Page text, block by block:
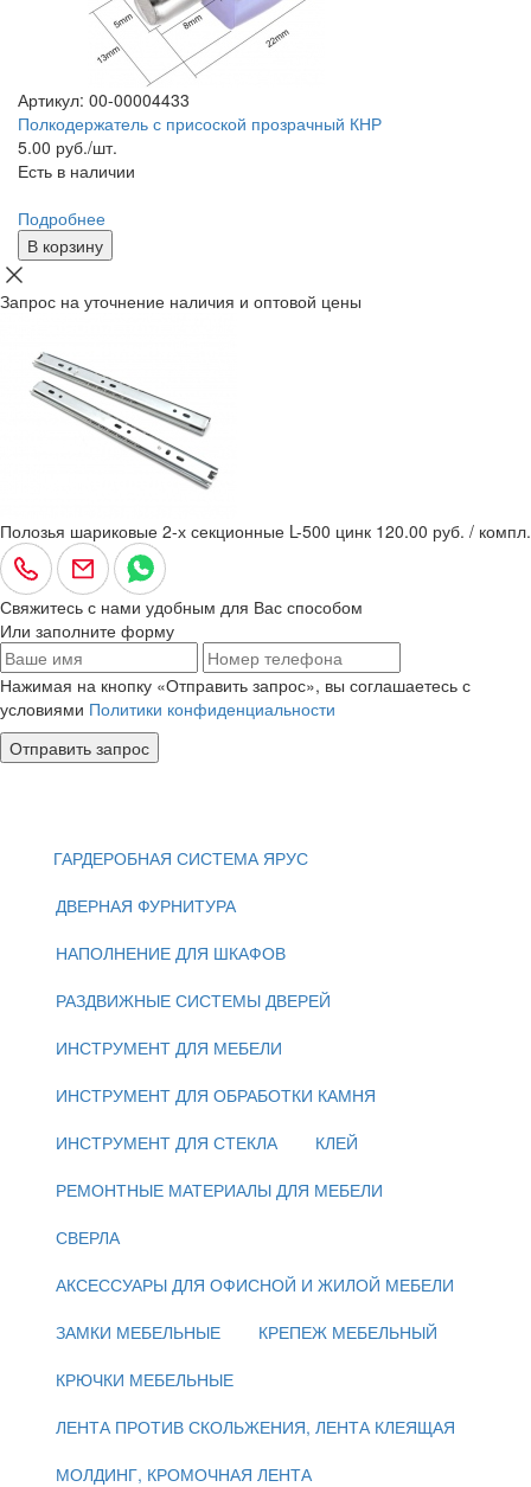
Артикул: 00-00004433
Полкодержатель с присоской прозрачный КНР
5.00 руб./шт.
Есть в наличии
Подробнее
В корзину
Запрос на уточнение наличия и оптовой цены
Полозья шариковые 2-х секционные L-500 цинк 120.00 руб. / компл.
Свяжитесь с нами удобным для Вас способом
Или заполните форму
Нажимая на кнопку «Отправить запрос», вы соглашаетесь с
условиями Политики конфиденциальности
Отправить запрос
ГАРДЕРОБНАЯ СИСТЕМА ЯРУС
ДВЕРНАЯ ФУРНИТУРА
НАПОЛНЕНИЕ ДЛЯ ШКАФОВ
РАЗДВИЖНЫЕ СИСТЕМЫ ДВЕРЕЙ
ИНСТРУМЕНТ ДЛЯ МЕБЕЛИ
ИНСТРУМЕНТ ДЛЯ ОБРАБОТКИ КАМНЯ
ИНСТРУМЕНТ ДЛЯ СТЕКЛА
КЛЕЙ
РЕМОНТНЫЕ МАТЕРИАЛЫ ДЛЯ МЕБЕЛИ
СВЕРЛА
АКСЕССУАРЫ ДЛЯ ОФИСНОЙ И ЖИЛОЙ МЕБЕЛИ
ЗАМКИ МЕБЕЛЬНЫЕ
КРЕПЕЖ МЕБЕЛЬНЫЙ
КРЮЧКИ МЕБЕЛЬНЫЕ
ЛЕНТА ПРОТИВ СКОЛЬЖЕНИЯ, ЛЕНТА КЛЕЯЩАЯ
МОЛДИНГ, КРОМОЧНАЯ ЛЕНТА